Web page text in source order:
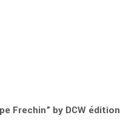
Frechin” by DCW